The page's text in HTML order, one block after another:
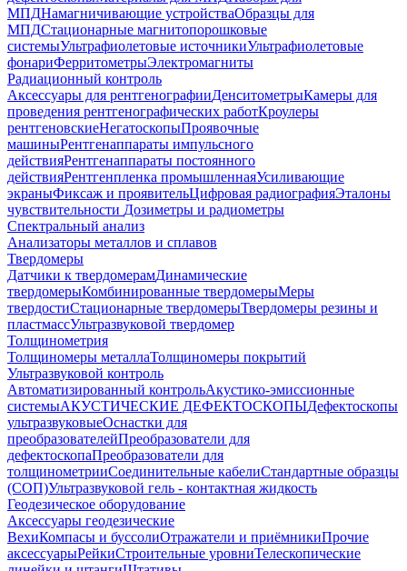
МПДНамагничивающие устройстваОбразцы для
МПДСтационарные магнитопорошковые
системыУльтрафиолетовые источникиУльтрафиолетовые
фонариФерритометрыЭлектромагниты
Радиационный контроль
Аксессуары для рентгенографииДенситометрыКамеры для
проведения рентгенографических работКроулеры
рентгеновскиеНегатоскопыПроявочные
машиныРентгенаппараты импульсного
действияРентгенаппараты постоянного
действияРентгенпленка промышленнаяУсиливающие
экраныФиксаж и проявительЦифровая радиографияЭталоны
чувствительности Дозиметры и радиометры
Спектральный анализ
Анализаторы металлов и сплавов
Твердомеры
Датчики к твердомерамДинамические
твердомерыКомбинированные твердомерыМеры
твердостиСтационарные твердомерыТвердомеры резины и
пластмассУльтразвуковой твердомер
Толщинометрия
Толщиномеры металлаТолщиномеры покрытий
Ультразвуковой контроль
Автоматизированный контрольАкустико-эмиссионные
системыАКУСТИЧЕСКИЕ ДЕФЕКТОСКОПЫДефектоскопы
ультразвуковыеОснастки для
преобразователейПреобразователи для
дефектоскопаПреобразователи для
толщинометрииСоединительные кабелиСтандартные образцы
(СОП)Ультразвуковой гель - контактная жидкость
Геодезическое оборудование
Аксессуары геодезические
ВехиКомпасы и буссолиОтражатели и приёмникиПрочие
аксессуарыРейкиСтроительные уровниТелескопические